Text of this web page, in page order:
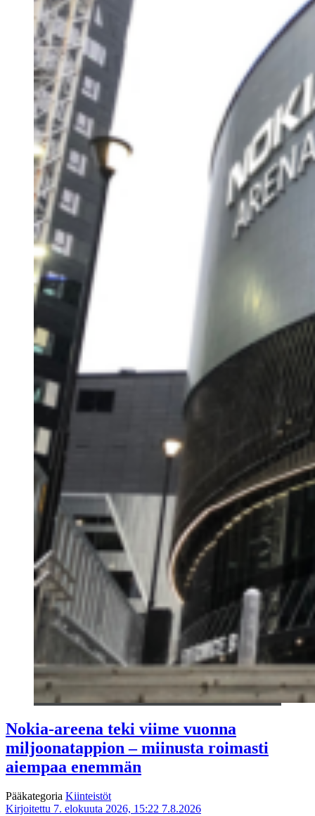
Nokia-areena teki viime vuonna
miljoonatappion – miinusta roimasti
aiempaa enemmän
Pääkategoria Kiinteistöt
Kirjoitettu 7. elokuuta 2026, 15:22 7.8.2026